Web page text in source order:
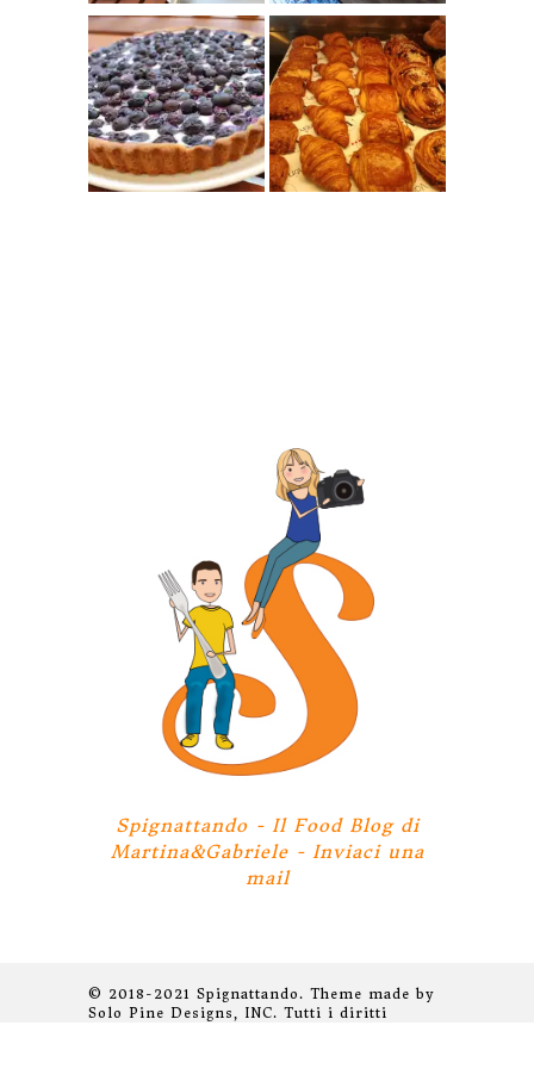
Spignattando - Il Food Blog di
Martina&Gabriele - Inviaci una
mail
© 2018-2021 Spignattando. Theme made by
Solo Pine Designs, INC. Tutti i diritti